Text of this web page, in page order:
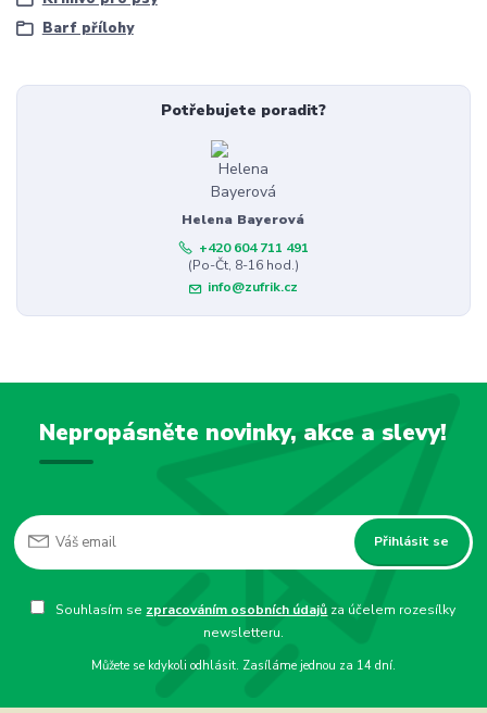
Barf přílohy
Potřebujete poradit?
Helena Bayerová
+420 604 711 491
(Po-Čt, 8-16 hod.)
info@zufrik.cz
Nepropásněte novinky, akce a slevy!
Přihlásit se
Souhlasím se zpracováním osobních údajů za účelem rozesílky
newsletteru.
Můžete se kdykoli odhlásit. Zasíláme jednou za 14 dní.